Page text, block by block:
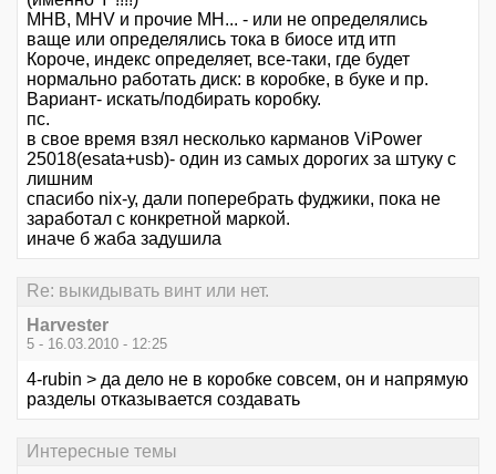
MHB, MHV и прочие MH... - или не определялись
ваще или определялись тока в биосе итд итп
Короче, индекс определяет, все-таки, где будет
нормально работать диск: в коробке, в буке и пр.
Вариант- искать/подбирать коробку.
пс.
в свое время взял несколько карманов ViPower
25018(esata+usb)- один из самых дорогих за штуку с
лишним
спасибо nix-у, дали поперебрать фуджики, пока не
заработал с конкретной маркой.
иначе б жаба задушила
Re: выкидывать винт или нет.
Harvester
5 - 16.03.2010 - 12:25
4-rubin > да дело не в коробке совсем, он и напрямую
разделы отказывается создавать
Интересные темы